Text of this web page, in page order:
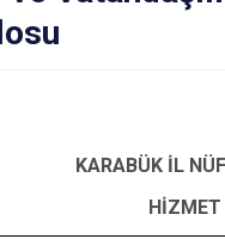
KARABÜK İL
HİZMET